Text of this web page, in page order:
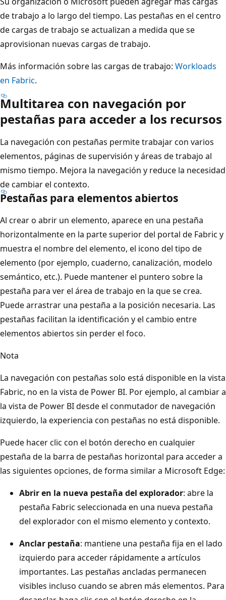
de trabajo a lo largo del tiempo. Las pestañas en el centro
de cargas de trabajo se actualizan a medida que se
aprovisionan nuevas cargas de trabajo.
Más información sobre las cargas de trabajo: Workloads
en Fabric.
Multitarea con navegación por
pestañas para acceder a los recursos
La navegación con pestañas permite trabajar con varios
elementos, páginas de supervisión y áreas de trabajo al
mismo tiempo. Mejora la navegación y reduce la necesidad
de cambiar el contexto.
Pestañas para elementos abiertos
Al crear o abrir un elemento, aparece en una pestaña
horizontalmente en la parte superior del portal de Fabric y
muestra el nombre del elemento, el icono del tipo de
elemento (por ejemplo, cuaderno, canalización, modelo
semántico, etc.). Puede mantener el puntero sobre la
pestaña para ver el área de trabajo en la que se crea.
Puede arrastrar una pestaña a la posición necesaria. Las
pestañas facilitan la identificación y el cambio entre
elementos abiertos sin perder el foco.
Nota
La navegación con pestañas solo está disponible en la vista
Fabric, no en la vista de Power BI. Por ejemplo, al cambiar a
la vista de Power BI desde el conmutador de navegación
izquierdo, la experiencia con pestañas no está disponible.
Puede hacer clic con el botón derecho en cualquier
pestaña de la barra de pestañas horizontal para acceder a
las siguientes opciones, de forma similar a Microsoft Edge:
Abrir en la nueva pestaña del explorador: abre la
pestaña Fabric seleccionada en una nueva pestaña
del explorador con el mismo elemento y contexto.
Anclar pestaña: mantiene una pestaña fija en el lado
izquierdo para acceder rápidamente a artículos
importantes. Las pestañas ancladas permanecen
visibles incluso cuando se abren más elementos. Para